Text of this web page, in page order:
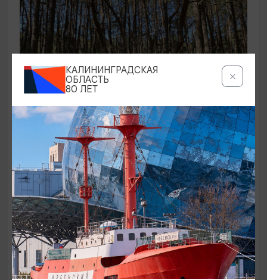
ЭКСКУРСИИ УЧРЕЖДЕНИЙ КУЛЬТУРЫ
Аудиоспектакль «Истории Куршской
косы»
01.02.2026 - 31.12.2026, 13:00
Куршская коса
ОТ 2500₽
КАЛИНИНГРАДСКАЯ
ОБЛАСТЬ
80 ЛЕТ